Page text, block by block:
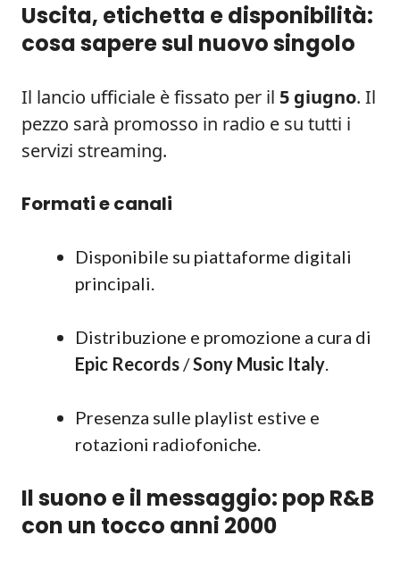
Uscita, etichetta e disponibilità:
cosa sapere sul nuovo singolo
Il lancio ufficiale è fissato per il 5 giugno. Il
pezzo sarà promosso in radio e su tutti i
servizi streaming.
Formati e canali
Disponibile su piattaforme digitali
principali.
Distribuzione e promozione a cura di
Epic Records /Sony Music Italy.
Presenza sulle playlist estive e
rotazioni radiofoniche.
Il suono e il messaggio: pop R&B
con un tocco anni 2000